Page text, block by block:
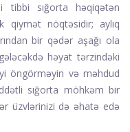
tibbi sığorta həqiqətən
qiymət nöqtəsidir; aylıq
bir qədər aşağı ola
həyat tərzindəki
öngörməyin və məhdud
sığorta möhkəm bir
üzvlərinizi də əhatə edə